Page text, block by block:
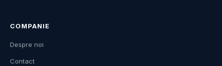
COMPANIE
Despre noi
Contact